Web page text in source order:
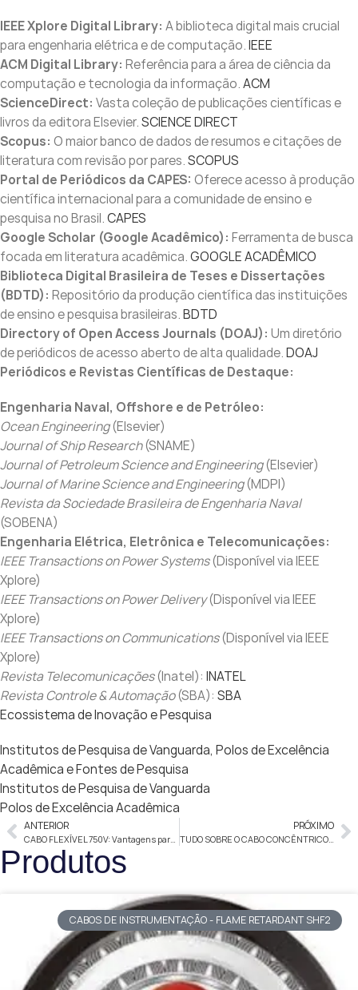
IEEE Xplore Digital Library: A biblioteca digital mais crucial
para engenharia elétrica e de computação.IEEE
ACM Digital Library: Referência para a área de ciência da
computação e tecnologia da informação.ACM
ScienceDirect: Vasta coleção de publicações científicas e
livros da editora Elsevier.SCIENCE DIRECT
Scopus: O maior banco de dados de resumos e citações de
literatura com revisão por pares.SCOPUS
Portal de Periódicos da CAPES: Oferece acesso à produção
científica internacional para a comunidade de ensino e
pesquisa no Brasil.CAPES
Google Scholar (Google Acadêmico): Ferramenta de busca
focada em literatura acadêmica.GOOGLE ACADÊMICO
Biblioteca Digital Brasileira de Teses e Dissertações
(BDTD): Repositório da produção científica das instituições
de ensino e pesquisa brasileiras.BDTD
Directory of Open Access Journals (DOAJ): Um diretório
de periódicos de acesso aberto de alta qualidade.DOAJ
Periódicos e Revistas Científicas de Destaque:
Engenharia Naval, Offshore e de Petróleo:
Ocean Engineering(Elsevier)
Journal of Ship Research(SNAME)
Journal of Petroleum Science and Engineering(Elsevier)
Journal of Marine Science and Engineering(MDPI)
Revista da Sociedade Brasileira de Engenharia Naval
(SOBENA)
Engenharia Elétrica, Eletrônica e Telecomunicações:
IEEE Transactions on Power Systems(Disponível via IEEE
Xplore)
IEEE Transactions on Power Delivery(Disponível via IEEE
Xplore)
IEEE Transactions on Communications(Disponível via IEEE
Xplore)
Revista Telecomunicações(Inatel): INATEL
Revista Controle & Automação(SBA): SBA
Ecossistema de Inovação e Pesquisa
Institutos de Pesquisa de Vanguarda, Polos de Excelência
Acadêmica e Fontes de Pesquisa
Institutos de Pesquisa de Vanguarda
Polos de Excelência Acadêmica
ANTERIOR
CABO FLEXÍVEL 750V: Vantagens para Projetos Elétricos
PRÓXIMO
TUDO SOBRE O CABO CONCÊNTRICO: NORMAS E APLICAÇÕES
Produtos
CABOS DE INSTRUMENTAÇÃO - FLAME RETARDANT SHF2